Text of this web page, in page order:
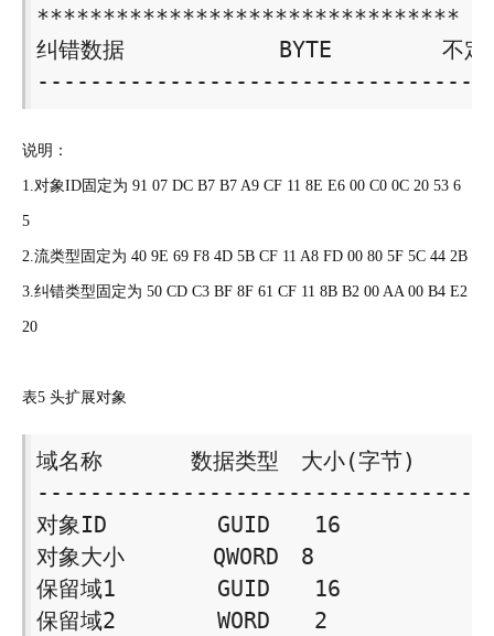
********************************
纠错数据　　　　　　　BYTE　　　　　不
说明：
1.对象ID固定为 91 07 DC B7 B7 A9 CF 11 8E E6 00 C0 0C 20 53 6
5
2.流类型固定为 40 9E 69 F8 4D 5B CF 11 A8 FD 00 80 5F 5C 44 2B
3.纠错类型固定为 50 CD C3 BF 8F 61 CF 11 8B B2 00 AA 00 B4 E2
20
表5 头扩展对象
域名称　　　　数据类型　大小(字节)
对象ID　　　　　GUID　　16
对象大小　　　　QWORD　8
保留域1　　　　 GUID　　16
保留域2　　　　 WORD　　2